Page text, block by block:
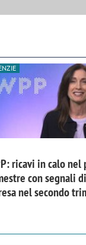
ricavi in calo nel
con segnali di
nel secondo